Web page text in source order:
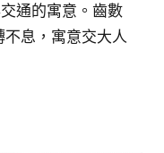
通的寓意。齒數
息，寓意交大人